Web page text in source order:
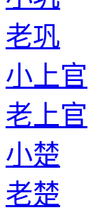
老巩
小上官
老上官
小楚
老楚